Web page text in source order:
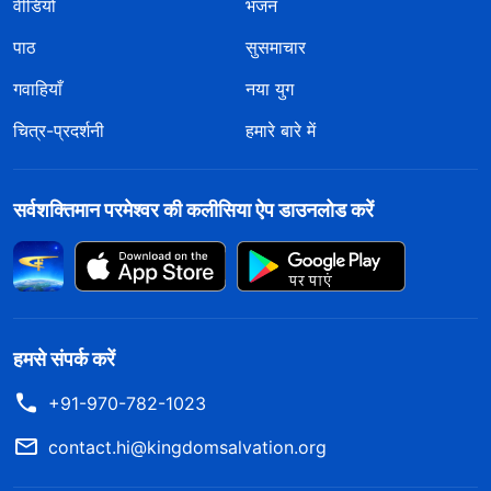
वीडियो
भजन
पाठ
सुसमाचार
गवाहियाँ
नया युग
चित्र-प्रदर्शनी
हमारे बारे में
सर्वशक्तिमान परमेश्वर की कलीसिया ऐप डाउनलोड करें
हमसे संपर्क करें
+91-970-782-1023
contact.hi@kingdomsalvation.org